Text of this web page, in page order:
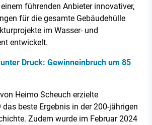
führenden Anbieter innovativer,
für die gesamte Gebäudehülle
im Wasser- und
entwickelt.
Druck: Gewinneinbruch um 85
Heimo Scheuch erzielte
das beste Ergebnis in der 200-jährigen
Zudem wurde im Februar 2024